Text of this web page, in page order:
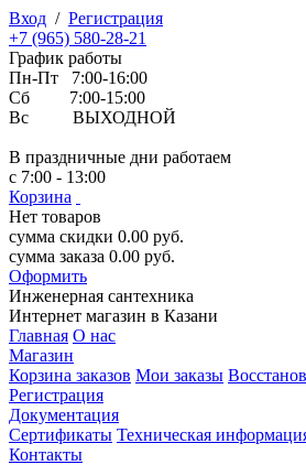
Вход / Регистрация
+7 (965) 580-28-21
График работы
Пн-Пт 7:00-16:00
Сб 7:00-15:00
Вс ВЫХОДНОЙ
В праздничные дни работаем
с 7:00 - 13:00
Корзина
Нет товаров
сумма скидки 0.00 руб.
сумма заказа 0.00 руб.
Оформить
Инженерная сантехника
Интернет магазин в Казани
Главная О нас
Магазин
Корзина заказов Мои заказы
Регистрация
Документация
Сертификаты Техническая
Контакты